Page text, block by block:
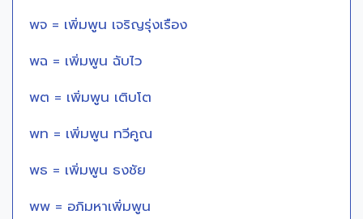
พจ = เพิ่มพูน เจริญรุ่งเรือง
พฉ = เพิ่มพูน ฉับไว
พต = เพิ่มพูน เติบโต
พท = เพิ่มพูน ทวีคูณ
พธ = เพิ่มพูน ธงชัย
พพ = อภิมหาเพิ่มพูน